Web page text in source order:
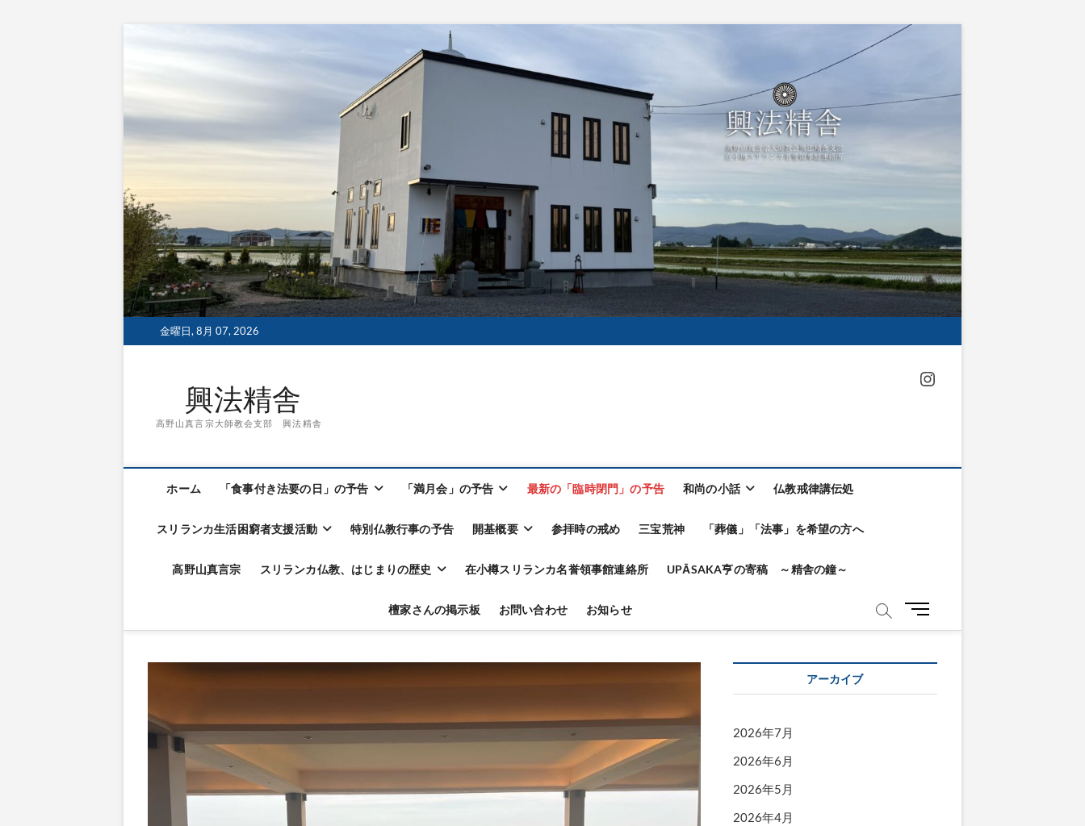
金曜日, 8月 07, 2026
興法精舎
高野山真言宗大師教会支部 興法精舎
Instagram
ホーム 「食事付き法要の日」の予告 「満月会」の予告 最新の「臨時閉門」の予告 和尚の小話 仏教戒律講伝処
スリランカ生活困窮者支援活動 特別仏教行事の予告 開基概要 参拝時の戒め 三宝荒神 「葬儀」「法事」を希望の方へ
高野山真言宗 スリランカ仏教、はじまりの歴史 在小樽スリランカ名誉領事館連絡所 UPĀSAKA亨の寄稿 ～精舎の鐘～
檀家さんの掲示板 お問い合わせ お知らせ
メ
ー
タ
アーカイブ
2026年7月
2026年6月
2026年5月
2026年4月